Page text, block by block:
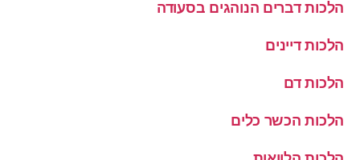
הלכות דברים הנוהגים בסעודה
הלכות דיינים
הלכות דם
הלכות הכשר כלים